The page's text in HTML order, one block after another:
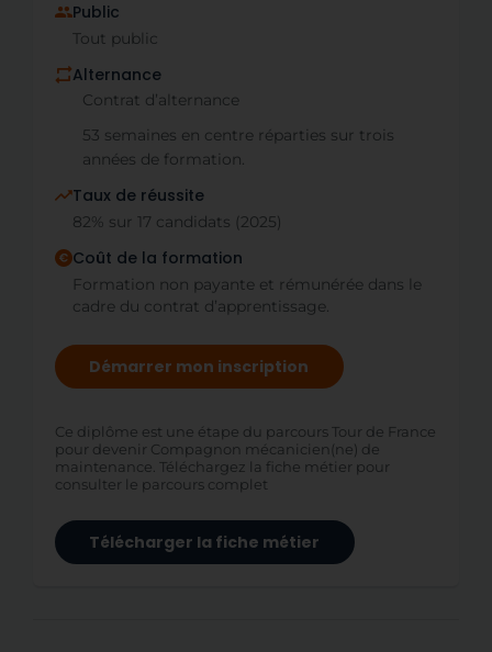
Public
Tout public
Alternance
Contrat d’alternance
53 semaines en centre réparties sur trois
années de formation.
Taux de réussite
82% sur 17 candidats (2025)
Coût de la formation
Formation non payante et rémunérée dans le
cadre du contrat d’apprentissage.
Démarrer mon inscription
Ce diplôme est une étape du parcours Tour de France
pour devenir Compagnon mécanicien(ne) de
maintenance. Téléchargez la fiche métier pour
consulter le parcours complet
Télécharger la fiche métier